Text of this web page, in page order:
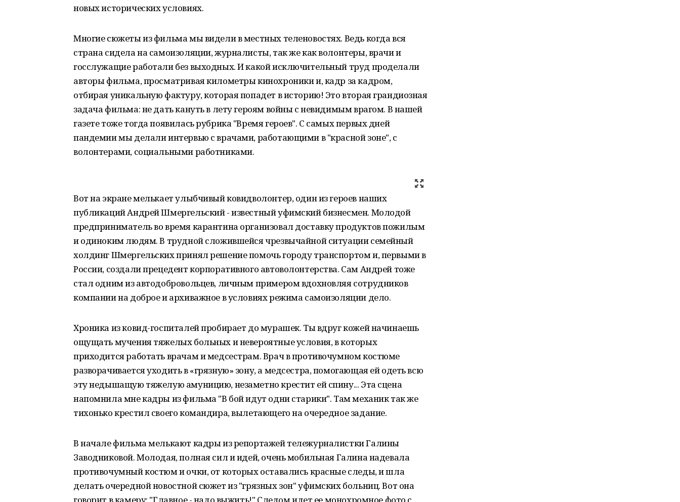
новых исторических условиях.
Многие сюжеты из фильма мы видели в местных теленовостях. Ведь когда вся
страна сидела на самоизоляции, журналисты, так же как волонтеры, врачи и
госслужащие работали без выходных. И какой исключительный труд проделали
авторы фильма, просматривая километры кинохроники и, кадр за кадром,
отбирая уникальную фактуру, которая попадет в историю! Это вторая грандиозная
задача фильма: не дать кануть в лету героям войны с невидимым врагом. В нашей
газете тоже тогда появилась рубрика "Время героев". С самых первых дней
пандемии мы делали интервью с врачами, работающими в "красной зоне", с
волонтерами, социальными работниками.
Вот на экране мелькает улыбчивый ковидволонтер, один из героев наших
публикаций Андрей Шмергельский - известный уфимский бизнесмен. Молодой
предприниматель во время карантина организовал доставку продуктов пожилым
и одиноким людям. В трудной сложившейся чрезвычайной ситуации семейный
холдинг Шмергельских принял решение помочь городу транспортом и, первыми в
России, создали прецедент корпоративного автоволонтерства. Сам Андрей тоже
стал одним из автодобровольцев, личным примером вдохновляя сотрудников
компании на доброе и архиважное в условиях режима самоизоляции дело.
Хроника из ковид-госпиталей пробирает до мурашек. Ты вдруг кожей начинаешь
ощущать мучения тяжелых больных и невероятные условия, в которых
приходится работать врачам и медсестрам. Врач в противочумном костюме
разворачивается уходить в «грязную» зону, а медсестра, помогающая ей одеть всю
эту недышащую тяжелую амуницию, незаметно крестит ей спину... Эта сцена
напомнила мне кадры из фильма "В бой идут одни старики". Там механик так же
тихонько крестил своего командира, вылетающего на очередное задание.
В начале фильма мелькают кадры из репортажей тележурналистки Галины
Заводниковой. Молодая, полная сил и идей, очень мобильная Галина надевала
противочумный костюм и очки, от которых оставались красные следы, и шла
делать очередной новостной сюжет из "грязных зон" уфимских больниц. Вот она